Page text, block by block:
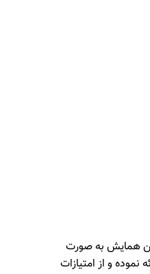
به اینکه این همایش به صورت
و از امتیازات